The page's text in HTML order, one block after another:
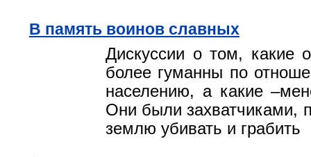
В память воинов славных
Дискуссии о том, какие
более гуманны по
населению, а какие
Они были захватчиками,
землю убивать и грабить